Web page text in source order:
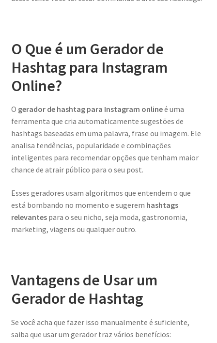
O Que é um Gerador de
Hashtag para Instagram
Online?
O gerador de hashtag para Instagram onlineé uma
ferramenta que cria automaticamente sugestões de
hashtags baseadas em uma palavra, frase ou imagem. Ele
analisa tendências, popularidade e combinações
inteligentes para recomendar opções que tenham maior
chance de atrair público para o seu post.
Esses geradores usam algoritmos que entendem o que
está bombando no momento e sugerem hashtags
relevantespara o seu nicho, seja moda, gastronomia,
marketing, viagens ou qualquer outro.
Vantagens de Usar um
Gerador de Hashtag
Se você acha que fazer isso manualmente é suficiente,
saiba que usar um gerador traz vários benefícios: